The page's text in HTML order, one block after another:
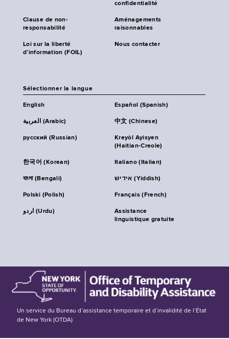
confidentialité
Clause de non-
responsabilité
Aménagements
raisonnables
Loi sur la liberté
d’information (FOIL)
Nous contacter
Sélectionner la langue
English Español (Spanish)
العربية (Arabic) 中文 (Chinese)
русский (Russian)
Kreyòl Ayisyen
(Haitian-Creole)
한국어 (Korean) Italiano (Italian)
বাংলা (Bengali) אידיש (Yiddish)
Polski (Polish) Français (French)
اردو (Urdu)
Assistance
linguistique gratuite
Un service du Bureau d’assistance temporaire et d’invalidité de l’État
de New York (OTDA)